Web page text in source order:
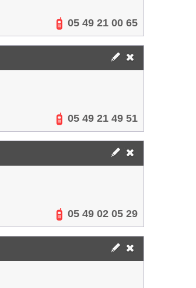
05 49 21 00 65
05 49 21 49 51
05 49 02 05 29